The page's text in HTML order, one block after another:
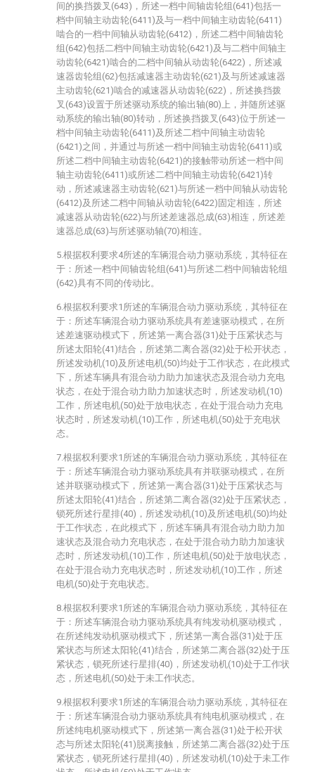
间的换挡拨叉(643)，所述一档中间轴齿轮组(641)包括一
档中间轴主动齿轮(6411)及与一档中间轴主动齿轮(6411)
啮合的一档中间轴从动齿轮(6412)，所述二档中间轴齿轮
组(642)包括二档中间轴主动齿轮(6421)及与二档中间轴主
动齿轮(6421)啮合的二档中间轴从动齿轮(6422)，所述减
速器齿轮组(62)包括减速器主动齿轮(621)及与所述减速器
主动齿轮(621)啮合的减速器从动齿轮(622)，所述换挡拨
叉(643)设置于所述驱动系统的输出轴(80)上，并随所述驱
动系统的输出轴(80)转动，所述换挡拨叉(643)位于所述一
档中间轴主动齿轮(6411)及所述二档中间轴主动齿轮
(6421)之间，并通过与所述一档中间轴主动齿轮(6411)或
所述二档中间轴主动齿轮(6421)的接触带动所述一档中间
轴主动齿轮(6411)或所述二档中间轴主动齿轮(6421)转
动，所述减速器主动齿轮(621)与所述一档中间轴从动齿轮
(6412)及所述二档中间轴从动齿轮(6422)固定相连，所述
减速器从动齿轮(622)与所述差速器总成(63)相连，所述差
速器总成(63)与所述驱动轴(70)相连。
5.根据权利要求4所述的车辆混合动力驱动系统，其特征在
于：所述一档中间轴齿轮组(641)与所述二档中间轴齿轮组
(642)具有不同的传动比。
6.根据权利要求1所述的车辆混合动力驱动系统，其特征在
于：所述车辆混合动力驱动系统具有差速驱动模式，在所
述差速驱动模式下，所述第一离合器(31)处于压紧状态与
所述太阳轮(41)结合，所述第二离合器(32)处于松开状态，
所述发动机(10)及所述电机(50)均处于工作状态，在此模式
下，所述车辆具有混合动力助力加速状态及混合动力充电
状态，在处于混合动力助力加速状态时，所述发动机(10)
工作，所述电机(50)处于放电状态，在处于混合动力充电
状态时，所述发动机(10)工作，所述电机(50)处于充电状
态。
7.根据权利要求1所述的车辆混合动力驱动系统，其特征在
于：所述车辆混合动力驱动系统具有并联驱动模式，在所
述并联驱动模式下，所述第一离合器(31)处于压紧状态与
所述太阳轮(41)结合，所述第二离合器(32)处于压紧状态，
锁死所述行星排(40)，所述发动机(10)及所述电机(50)均处
于工作状态，在此模式下，所述车辆具有混合动力助力加
速状态及混合动力充电状态，在处于混合动力助力加速状
态时，所述发动机(10)工作，所述电机(50)处于放电状态，
在处于混合动力充电状态时，所述发动机(10)工作，所述
电机(50)处于充电状态。
8.根据权利要求1所述的车辆混合动力驱动系统，其特征在
于：所述车辆混合动力驱动系统具有纯发动机驱动模式，
在所述纯发动机驱动模式下，所述第一离合器(31)处于压
紧状态与所述太阳轮(41)结合，所述第二离合器(32)处于压
紧状态，锁死所述行星排(40)，所述发动机(10)处于工作状
态，所述电机(50)处于未工作状态。
9.根据权利要求1所述的车辆混合动力驱动系统，其特征在
于：所述车辆混合动力驱动系统具有纯电机驱动模式，在
所述纯电机驱动模式下，所述第一离合器(31)处于松开状
态与所述太阳轮(41)脱离接触，所述第二离合器(32)处于压
紧状态，锁死所述行星排(40)，所述发动机(10)处于未工作